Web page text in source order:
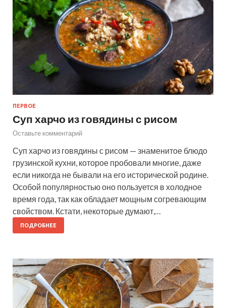
ПЕРВОЕ
Суп харчо из говядины с рисом
Оставьте комментарий
Суп харчо из говядины с рисом — знаменитое блюдо
грузинской кухни, которое пробовали многие, даже
если никогда не бывали на его исторической родине.
Особой популярностью оно пользуется в холодное
время года, так как обладает мощным согревающим
свойством. Кстати, некоторые думают,…
ПОДРОБНЕЕ